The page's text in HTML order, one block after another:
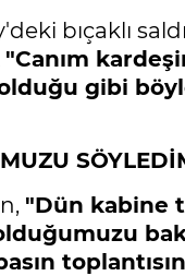
bıçaklı
"Canım
gibi
"Dün kabine